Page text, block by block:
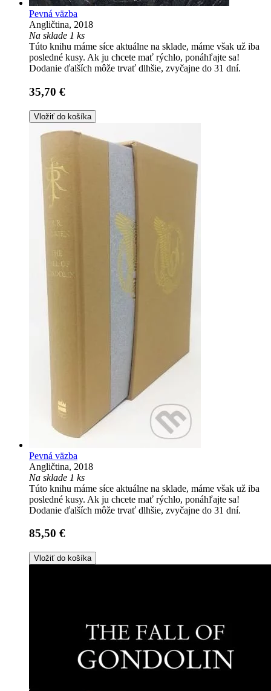
Pevná väzba
Angličtina, 2018
Na sklade 1 ks
Túto knihu máme síce aktuálne na sklade, máme však už iba
posledné kusy. Ak ju chcete mať rýchlo, ponáhľajte sa!
Dodanie ďalších môže trvať dlhšie, zvyčajne do 31 dní.
35,70 €
Vložiť do košíka
Pevná väzba
Angličtina, 2018
Na sklade 1 ks
Túto knihu máme síce aktuálne na sklade, máme však už iba
posledné kusy. Ak ju chcete mať rýchlo, ponáhľajte sa!
Dodanie ďalších môže trvať dlhšie, zvyčajne do 31 dní.
85,50 €
Vložiť do košíka